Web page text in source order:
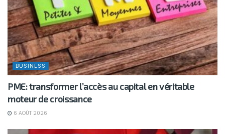
BUSINESS
PME: transformer l’accès au capital en véritable
moteur de croissance
6 AOÛT 2026